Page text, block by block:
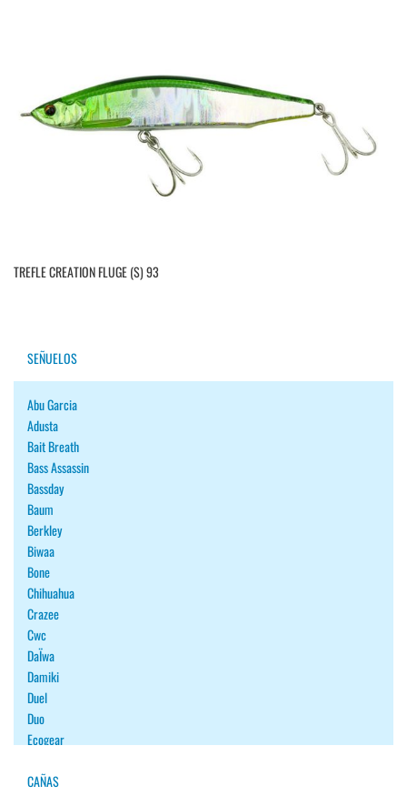
TREFLE CREATION FLUGE (S) 93
SEÑUELOS
Abu Garcia
Adusta
Bait Breath
Bass Assassin
Bassday
Baum
Berkley
Biwaa
Bone
Chihuahua
Crazee
Cwc
DaÏwa
Damiki
Duel
Duo
Ecogear
Fish Arrow
CAÑAS